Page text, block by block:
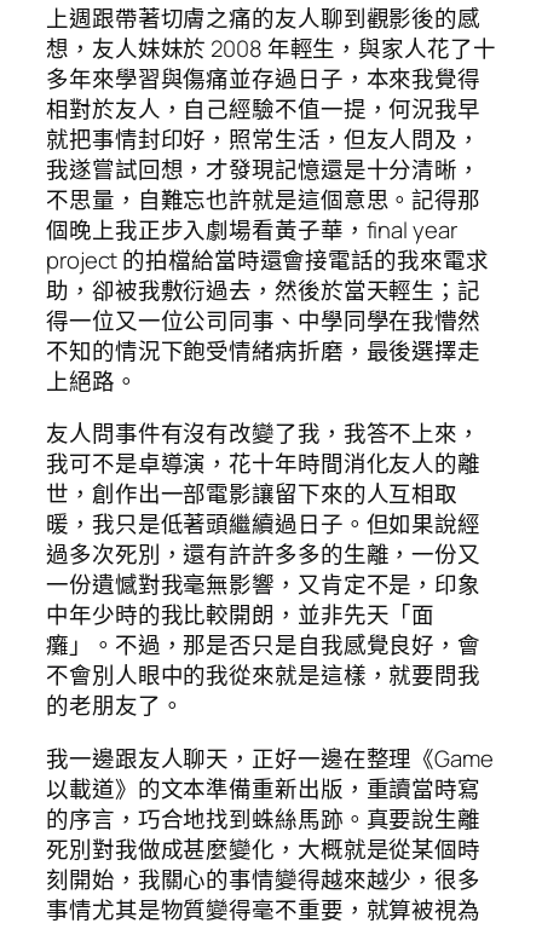
上週跟帶著切膚之痛的友人聊到觀影後的感
想，友人妹妹於 2008 年輕生，與家人花了十
多年來學習與傷痛並存過日子，本來我覺得
相對於友人，自己經驗不值一提，何況我早
就把事情封印好，照常生活，但友人問及，
我遂嘗試回想，才發現記憶還是十分清晰，
不思量，自難忘也許就是這個意思。記得那
個晚上我正步入劇場看黃子華，final year
project 的拍檔給當時還會接電話的我來電求
助，卻被我敷衍過去，然後於當天輕生；記
得一位又一位公司同事、中學同學在我懵然
不知的情況下飽受情緒病折磨，最後選擇走
上絕路。
友人問事件有沒有改變了我，我答不上來，
我可不是卓導演，花十年時間消化友人的離
世，創作出一部電影讓留下來的人互相取
暖，我只是低著頭繼續過日子。但如果說經
過多次死別，還有許許多多的生離，一份又
一份遺憾對我毫無影響，又肯定不是，印象
中年少時的我比較開朗，並非先天「面
癱」。不過，那是否只是自我感覺良好，會
不會別人眼中的我從來就是這樣，就要問我
的老朋友了。
我一邊跟友人聊天，正好一邊在整理《Game
以載道》的文本準備重新出版，重讀當時寫
的序言，巧合地找到蛛絲馬跡。真要說生離
死別對我做成甚麼變化，大概就是從某個時
刻開始，我關心的事情變得越來越少，很多
事情尤其是物質變得毫不重要，就算被視為